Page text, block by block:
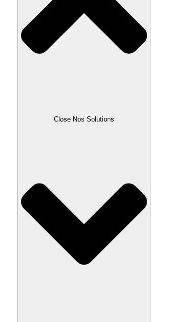
Close Nos Solutions